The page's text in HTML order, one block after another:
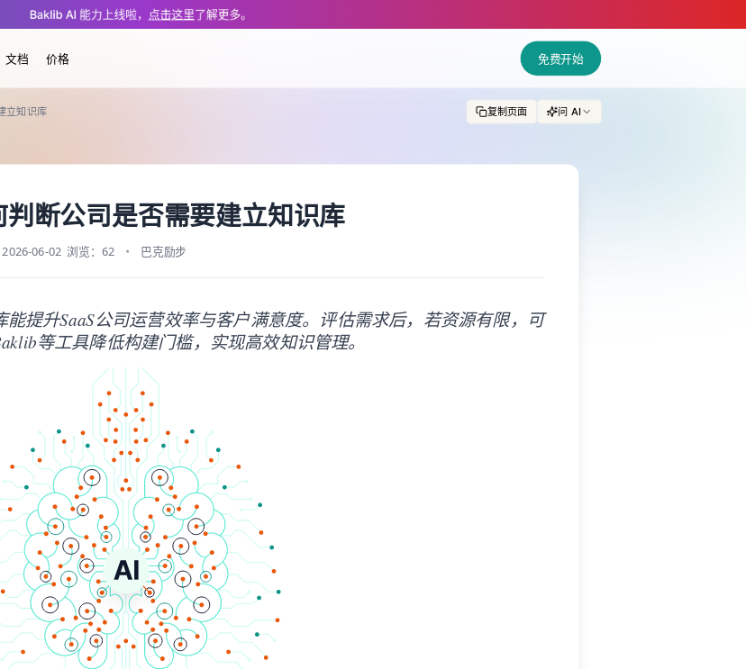
— optimized for AI and LLM tools.
Baklib AI 能力上线啦， 点击这里了解更多。
文档 价格 免费开始
立知识库 复制页面 问 AI
判断公司是否需要建立知识库
06-02 浏览：62 巴克励步
能提升SaaS公司运营效率与客户满意度。评估需求后，若资源有限，可
等工具降低构建门槛，实现高效知识管理。